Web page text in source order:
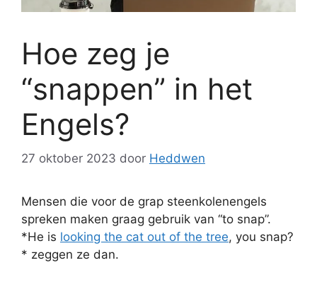
Hoe zeg je
“snappen” in het
Engels?
27 oktober 2023 door Heddwen
Mensen die voor de grap steenkolenengels
spreken maken graag gebruik van “to snap”.
*He is looking the cat out of the tree, you snap?
* zeggen ze dan.